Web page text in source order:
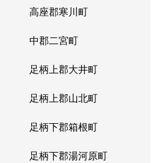
高座郡寒川町
中郡二宮町
足柄上郡大井町
足柄上郡山北町
足柄下郡箱根町
足柄下郡湯河原町